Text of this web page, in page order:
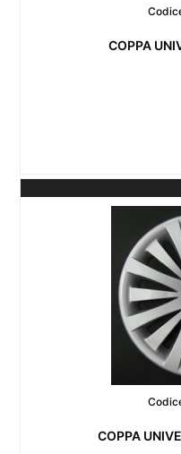
COPPA
COPPA